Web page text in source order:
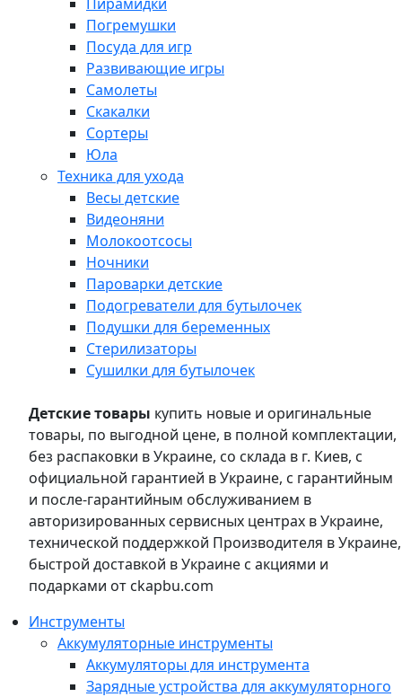
Погремушки
Посуда для игр
Развивающие игры
Самолеты
Скакалки
Сортеры
Юла
Техника для ухода
Весы детские
Видеоняни
Молокоотсосы
Ночники
Пароварки детские
Подогреватели для бутылочек
Подушки для беременных
Стерилизаторы
Сушилки для бутылочек
Детские товары купить новые и оригинальные
товары, по выгодной цене, в полной комплектации,
без распаковки в Украине, со склада в г. Киев, с
официальной гарантией в Украине, с гарантийным
и после-гарантийным обслуживанием в
авторизированных сервисных центрах в Украине,
технической поддержкой Производителя в Украине,
быстрой доставкой в Украине с акциями и
подарками от ckapbu.com
Инструменты
Аккумуляторные инструменты
Аккумуляторы для инструмента
Зарядные устройства для аккумуляторного